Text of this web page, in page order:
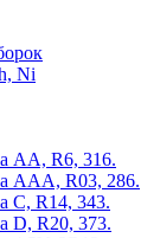
Ni
АА, R6, 316.
ААА, R03, 286.
С, R14, 343.
D, R20, 373.